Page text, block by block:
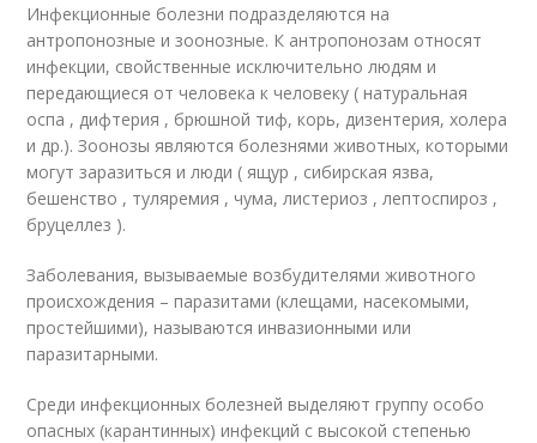
Инфекционные болезни подразделяются на
антропонозные и зоонозные. К антропонозам относят
инфекции, свойственные исключительно людям и
передающиеся от человека к человеку ( натуральная
оспа , дифтерия , брюшной тиф, корь, дизентерия, холера
и др.). Зоонозы являются болезнями животных, которыми
могут заразиться и люди ( ящур , сибирская язва,
бешенство , туляремия , чума, листериоз , лептоспироз ,
бруцеллез ).
Заболевания, вызываемые возбудителями животного
происхождения – паразитами (клещами, насекомыми,
простейшими), называются инвазионными или
паразитарными.
Среди инфекционных болезней выделяют группу особо
опасных (карантинных) инфекций с высокой степенью